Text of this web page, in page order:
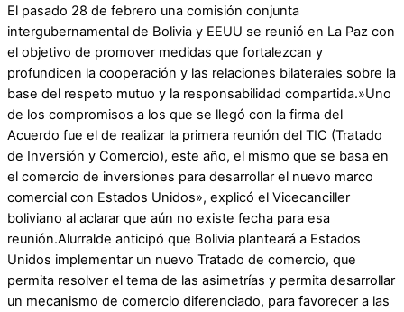
El pasado 28 de febrero una comisión conjunta
intergubernamental de Bolivia y EEUU se reunió en La Paz con
el objetivo de promover medidas que fortalezcan y
profundicen la cooperación y las relaciones bilaterales sobre la
base del respeto mutuo y la responsabilidad compartida.»Uno
de los compromisos a los que se llegó con la firma del
Acuerdo fue el de realizar la primera reunión del TIC (Tratado
de Inversión y Comercio), este año, el mismo que se basa en
el comercio de inversiones para desarrollar el nuevo marco
comercial con Estados Unidos», explicó el Vicecanciller
boliviano al aclarar que aún no existe fecha para esa
reunión.Alurralde anticipó que Bolivia planteará a Estados
Unidos implementar un nuevo Tratado de comercio, que
permita resolver el tema de las asimetrías y permita desarrollar
un mecanismo de comercio diferenciado, para favorecer a las